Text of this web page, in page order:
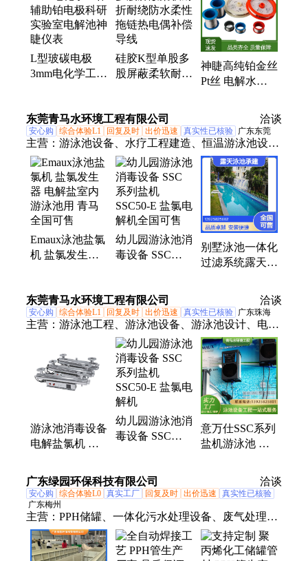
L型玻碳电极
3mm电化学工作
睫仪表
硅胶K型单股多
股屏蔽柔软耐折
线
神睫高纯铂金丝
Pt丝 电解水实
东莞青马水环境工程有限公司 洽谈
安心购 综合体验L1 回复及时 出价迅速 真实性已核验 广东东莞
主营： 游泳池设备、水疗工程建造、恒温游泳池设备
工程、电解池、别墅游泳池工程、私家游泳池工程、
私人泳池设备工程、学校游泳池工程、游泳池工程、
恒温泳池工程、泳池水处理工程、游泳池吸污机、室
内恒温游泳馆
Emaux泳池盐氯
机 盐氯发生器
可售
幼儿园游泳池消
毒设备 SSC系
可售
别墅泳池一体化
过滤系统露天游
东莞青马水环境工程有限公司 洽谈
安心购 综合体验L1 回复及时 出价迅速 真实性已核验 广东珠海
主营： 游泳池工程、游泳池设备、游泳池设计、电解
池、游泳池施工、别墅游泳池工程、别墅游泳池设
备、全自动吸污机、游泳池跳台、游泳池扶梯、游泳
池改造、游泳池维修、紫外线杀菌器、盐氯机、恒温
游泳池设备、游泳池热泵、游泳池除湿机、游泳池配
件、按摩浴缸、按摩SPA浴缸、亚克力SAP按摩泡
池、成品游泳池、成品泳池、智能冲浪浴缸、亚克力
成品泳池、多功能游泳池
游泳池消毒设备
电解盐氯机 别
青马上门安装
幼儿园游泳池消
毒设备 SSC系
意万仕SSC系列
盐机游泳池 盐
无药消毒 青马
广东绿园环保科技有限公司 洽谈
安心购 综合体验L0 真实工厂 回复及时 出价迅速
真实性已核验
广东梅州
主营： PPH储罐、一体化污水处理设备、废气处理
塔、电解池、搅拌罐、喷淋塔